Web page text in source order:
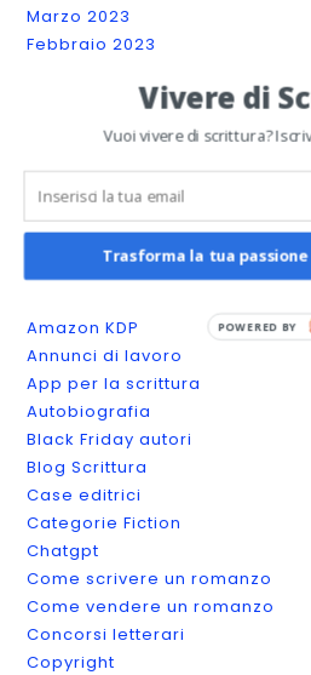
Marzo 2023
Febbraio 2023
Dicembre 2022
Novembre 2022
Categories
Amazon KDP
Annunci di lavoro
App per la scrittura
Autobiografia
Black Friday autori
Blog Scrittura
Case editrici
Categorie Fiction
Chatgpt
Come scrivere un romanzo
Come vendere un romanzo
Concorsi letterari
Copyright
Vivere di
Vuoi vivere di scrittura?
Trasforma la tua
POWERED BY